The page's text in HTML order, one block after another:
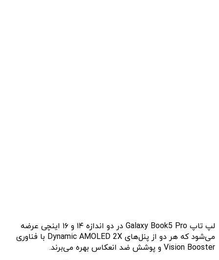
لپ تاپ Galaxy Book5 Pro در دو اندازه ۱۴ و ۱۶ اینچی عرضه
می‌شود که هر دو از پنل‌های Dynamic AMOLED 2X با فناوری
Vision Booster و پوشش ضد انعکاس بهره می‌برند.